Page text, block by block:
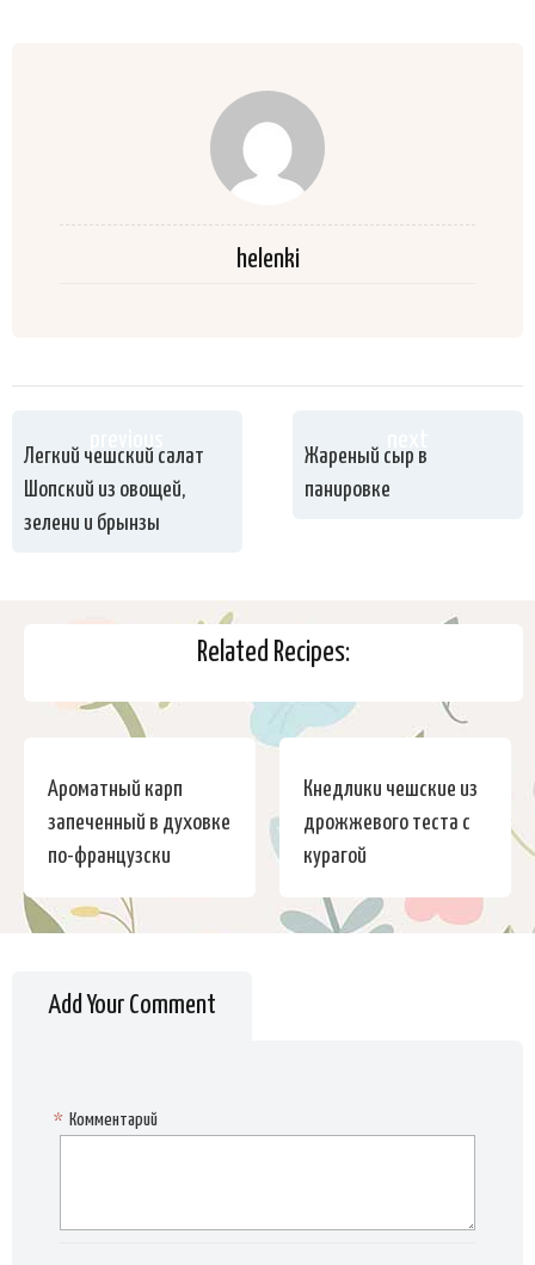
helenki
previous
Легкий чешский салат
Шопский из овощей,
зелени и брынзы
Жареный сыр в
панировке
Related Recipes:
Ароматный карп
запеченный в духовке
по-французски
Кнедлики чешские из
дрожжевого теста с
курагой
Add Your Comment
Комментарий
*